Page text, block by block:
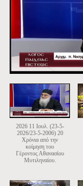
2026 11 Ιουλ. (23-5-
2026/23-5-2006) 20
Χρόνια από την
κοίμηση του
Γέροντος Αθανασίου
Μυτιληναίου.